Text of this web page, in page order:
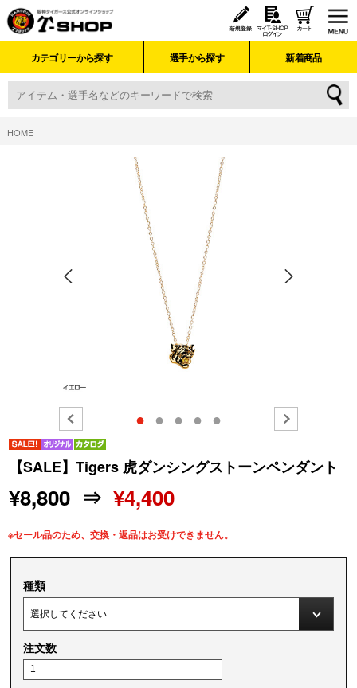
カテゴリーから探す 選手から探す 新着商品
HOME
● ● ● ● ●
【SALE】Tigers 虎ダンシングストーンペンダント
¥8,800 ⇒¥4,400
※セール品のため、交換・返品はお受けできません。
種類
注文数